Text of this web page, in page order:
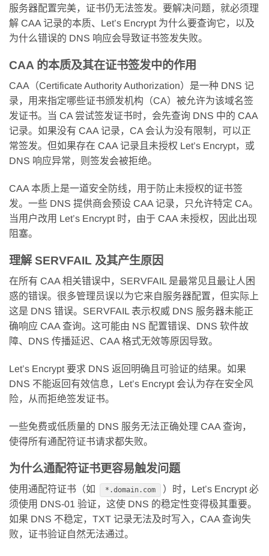
服务器配置完美，证书仍无法签发。要解决问题，就必须理
解 CAA 记录的本质、Let’s Encrypt 为什么要查询它，以及
为什么错误的 DNS 响应会导致证书签发失败。
CAA 的本质及其在证书签发中的作用
CAA（Certificate Authority Authorization）是一种 DNS 记
录，用来指定哪些证书颁发机构（CA）被允许为该域名签
发证书。当 CA 尝试签发证书时，会先查询 DNS 中的 CAA
记录。如果没有 CAA 记录，CA 会认为没有限制，可以正
常签发。但如果存在 CAA 记录且未授权 Let’s Encrypt，或
DNS 响应异常，则签发会被拒绝。
CAA 本质上是一道安全防线，用于防止未授权的证书签
发。一些 DNS 提供商会预设 CAA 记录，只允许特定 CA。
当用户改用 Let’s Encrypt 时，由于 CAA 未授权，因此出现
阻塞。
理解 SERVFAIL 及其产生原因
在所有 CAA 相关错误中，SERVFAIL 是最常见且最让人困
惑的错误。很多管理员误以为它来自服务器配置，但实际上
这是 DNS 错误。SERVFAIL 表示权威 DNS 服务器未能正
确响应 CAA 查询。这可能由 NS 配置错误、DNS 软件故
障、DNS 传播延迟、CAA 格式无效等原因导致。
Let’s Encrypt 要求 DNS 返回明确且可验证的结果。如果
DNS 不能返回有效信息，Let’s Encrypt 会认为存在安全风
险，从而拒绝签发证书。
一些免费或低质量的 DNS 服务无法正确处理 CAA 查询，
使得所有通配符证书请求都失败。
为什么通配符证书更容易触发问题
使用通配符证书（如 *.domain.com
）时，Let’s Encrypt 必
须使用 DNS-01 验证，这使 DNS 的稳定性变得极其重要。
如果 DNS 不稳定，TXT 记录无法及时写入，CAA 查询失
败，证书验证自然无法通过。